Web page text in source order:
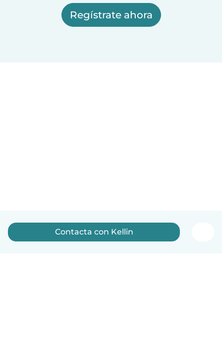
Regístrate ahora
Contacta con Kellin